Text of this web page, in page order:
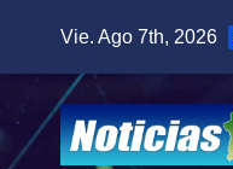
contenido
Vie. Ago 7th, 2026